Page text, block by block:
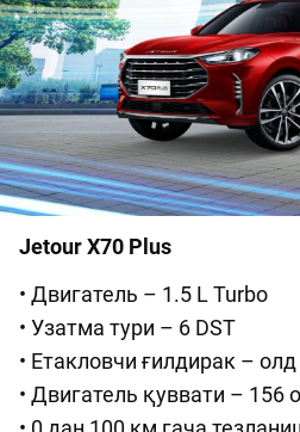
Jetour X70 Plus
• Двигатель – 1.5 L Turbo
• Узатма тури – 6 DST
• Етакловчи ғилдирак – олд
• Двигатель қуввати – 156